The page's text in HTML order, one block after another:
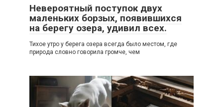
Невероятный поступок двух
маленьких борзых, появившихся
на берегу озера, удивил всех.
Тихое утро у берега озера всегда было местом, где
природа словно говорила громче, чем